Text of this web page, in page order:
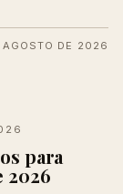
AGOSTO DE 2026
para
2026